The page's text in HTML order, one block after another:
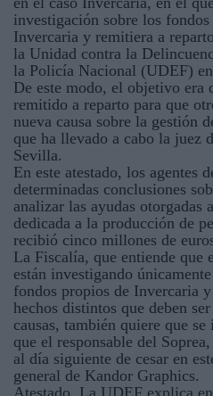
investigación sobre los
Invercaria y remitiera a
la Unidad contra la
la Policía Nacional (UDEF)
De este modo, el objetivo era
remitido a reparto para que
nueva causa sobre la gestión
que ha llevado a cabo la juez
Sevilla.
En este atestado, los agentes
determinadas conclusiones
analizar las ayudas otorgadas
dedicada a la producción de
recibió cinco millones de
La Fiscalía, que entiende que
están investigando
fondos propios de Invercaria
hechos distintos que deben
causas, también quiere que
que el responsable del
al día siguiente de cesar en
general de Kandor Graphics.
Atestado. La UDEF explica